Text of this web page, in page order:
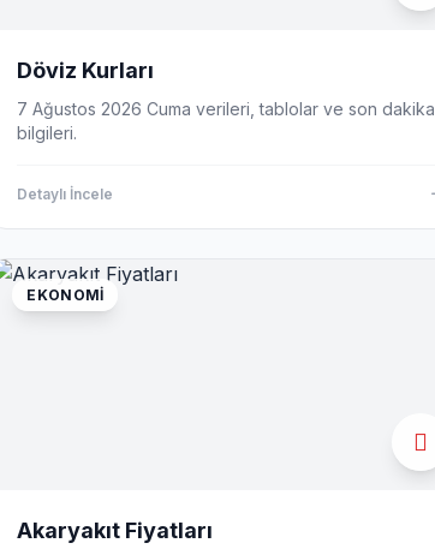
Döviz Kurları
7 Ağustos 2026 Cuma verileri, tablolar ve son dakika
bilgileri.
Detaylı İncele
EKONOMI
Akaryakıt Fiyatları